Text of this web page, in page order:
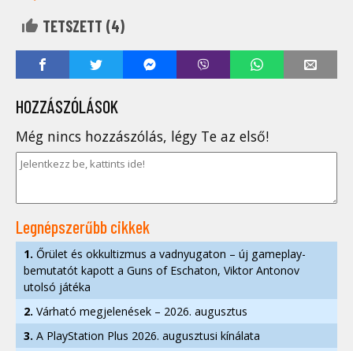
TETSZETT (4)
HOZZÁSZÓLÁSOK
Még nincs hozzászólás, légy Te az első!
Legnépszerűbb cikkek
1. Őrület és okkultizmus a vadnyugaton – új gameplay-
bemutatót kapott a Guns of Eschaton, Viktor Antonov
utolsó játéka
2. Várható megjelenések – 2026. augusztus
3. A PlayStation Plus 2026. augusztusi kínálata